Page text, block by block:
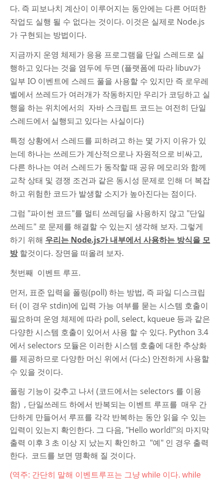
다. 즉 피보나치 계산이 이루어지는 동안에는 다른 어떠한
작업도 실행 될 수 없다는 것이다. 이것은 실제로 Node.js
가 구현되는 방법이다.
지금까지 운영 체제가 응용 프로그램을 단일 스레드로 실
행하고 있다는 것을 염두에 두면 (플랫폼에 따라 libuv가
일부 IO 이벤트에 스레드 풀을 사용할 수 있지만 즉 로우레
벨에서 쓰레드가 여러개가 작동하지만 우리가 코딩하고 실
행을 하는 위치에서의 자바 스크립트 코드는 여전히 단일
스레드에서 실행되고 있다는 사실이다)
특정 상황에서 스레드를 피하려고 하는 몇 가지 이유가 있
는데 하나는 쓰레드가 계산적으로나 자원적으로 비싸고,
다른 하나는 여러 스레드가 동작할 때 공유 메모리와 함께
교착 상태 및 경쟁 조건과 같은 동시성 문제로 인해 더 복잡
하고 위험한 코드가 발생할 소지가 높아진다는 점이다.
그럼 "파이썬 코드"를 멀티 쓰레딩을 사용하지 않고 "단일
쓰레드" 로 문제를 해결할 수 있는지 생각해 보자. 그렇게
하기 위해 우리는 Node.js가 내부에서 사용하는 방식을 모
방할것이다. 장면을 떠올려 보자.
첫번째 이벤트 루프.
먼저, 표준 입력을 폴링(poll) 하는 방법, 즉 파일 디스크립
터 (이 경우 stdin)에 입력 가능 여부를 묻는 시스템 호출이
필요하며 운영 체제에 따라 poll, select, kqueue 등과 같은
다양한 시스템 호출이 있어서 사용 할 수 있다. Python 3.4
에서 selectors 모듈은 이러한 시스템 호출에 대한 추상화
를 제공하므로 다양한 머신 위에서 (다소) 안전하게 사용할
수 있을 것이다.
폴링 기능이 갖추고 나서 (코드에서는 selectors 를 이용
함) , 단일쓰레드 하에서 반복되는 이벤트 루프를 매우 간
단하게 만들어서 루프를 각각 반복하는 동안 읽을 수 있는
입력이 있는지 확인한다. 그 다음, "Hello world!"의 마지막
출력 이후 3 초 이상 지 났는지 확인하고 "예" 인 경우 출력
한다. 코드를 보면 명확해 질 것이다.
(역주: 간단히 말해 이벤트루프는 그냥 while 이다. while